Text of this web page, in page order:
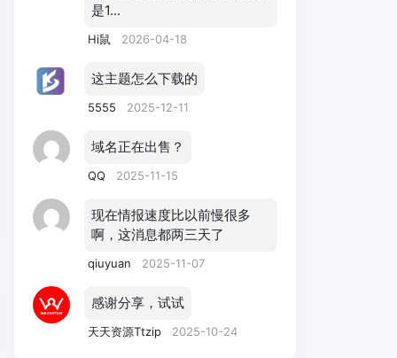
是1...
Hi鼠 2026-04-18
这主题怎么下载的
5555 2025-12-11
域名正在出售？
QQ 2025-11-15
现在情报速度比以前慢很多
啊，这消息都两三天了
qiuyuan 2025-11-07
感谢分享，试试
天天资源Ttzip 2025-10-24